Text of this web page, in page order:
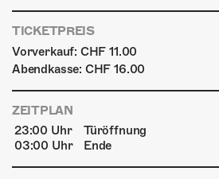
TICKETPREIS
Vorverkauf: CHF 11.00
Abendkasse: CHF 16.00
ZEITPLAN
23:00 Uhr
Türöffnung
03:00 Uhr
Ende